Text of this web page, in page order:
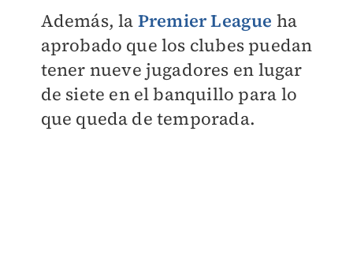
Además, la Premier League ha
aprobado que los clubes puedan
tener nueve jugadores en lugar
de siete en el banquillo para lo
que queda de temporada.